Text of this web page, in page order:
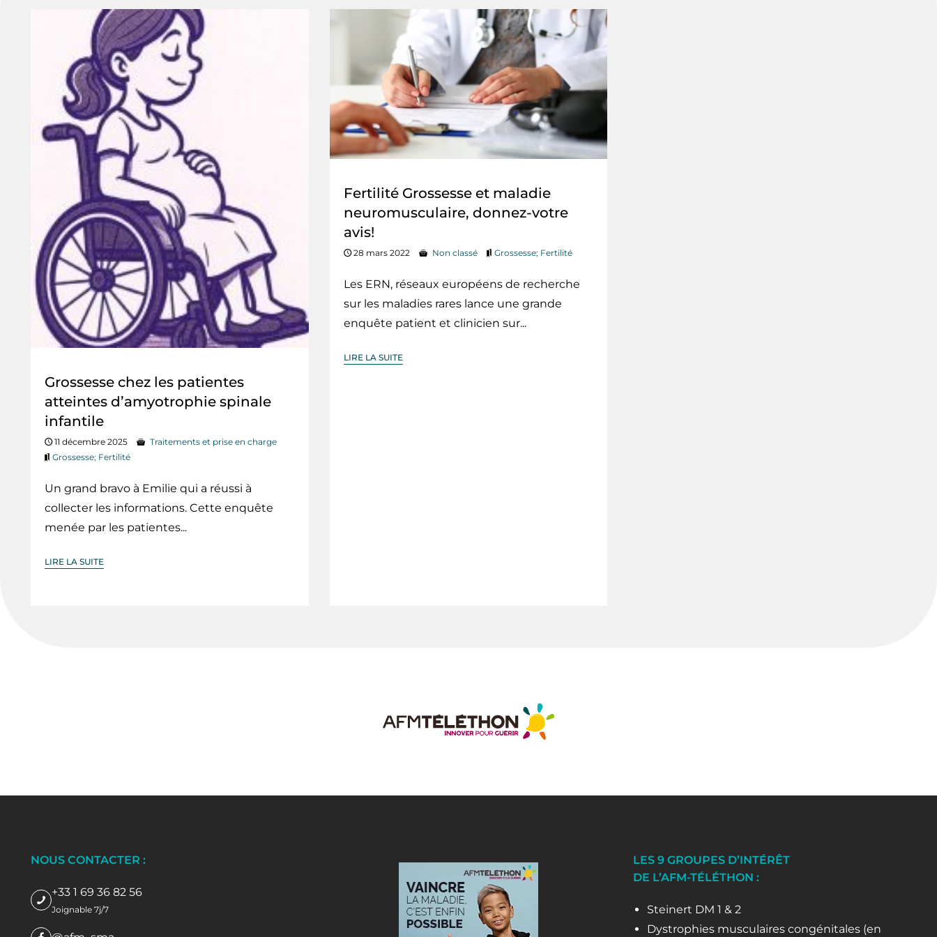
Grossesse chez les patientes
atteintes d’amyotrophie spinale
infantile
11 décembre 2025
Traitements et prise en charge
Grossesse; Fertilité
Un grand bravo à Emilie qui a réussi à
collecter les informations. Cette enquête
menée par les patientes...
LIRE LA SUITE
Fertilité Grossesse et maladie
neuromusculaire, donnez-votre
avis!
28 mars 2022 Non classé Grossesse; Fertilité
Les ERN, réseaux européens de recherche
sur les maladies rares lance une grande
enquête patient et clinicien sur...
LIRE LA SUITE
NOUS CONTACTER :
+33 1 69 36 82 56
Joignable 7j/7
LES 9 GROUPES D’INTÉRÊT
DE L’AFM-TÉLÉTHON :
Steinert DM 1 & 2
Dystrophies musculaires congénitales (en